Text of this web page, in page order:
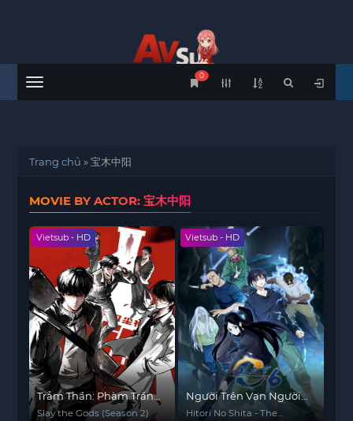
Menu
0
Trang chủ »宝木中阳
MOVIE BY ACTOR: 宝木中阳
Vietsub - HD
Trảm Thần: Phàm Trần
Thần Vực (Phần 2)
Slay the Gods (Season 2)
Vietsub - HD
Người Trên Vạn Người
(Phần 6)
Hitori No Shita - The